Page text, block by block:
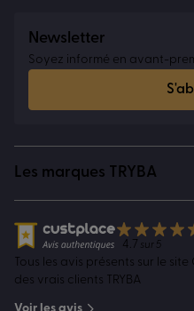
Newsletter
Soyez informé en avant-
Les marques TRYBA
4.7 sur 5
Tous les avis présents sur le
des vrais clients TRYBA